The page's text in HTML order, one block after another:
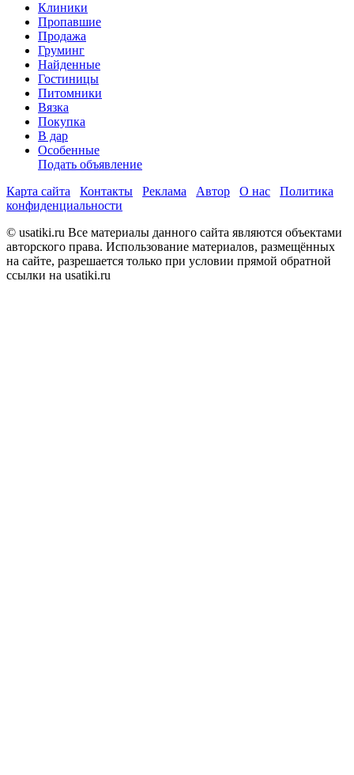
Клиники
Пропавшие
Продажа
Груминг
Найденные
Гостиницы
Питомники
Вязка
Покупка
В дар
Особенные
Подать объявление
Карта сайта
Контакты Реклама Автор О нас
Политика
конфиденциальности
© usatiki.ru Все материалы данного сайта являются объектами
авторского права. Использование материалов, размещённых
на сайте, разрешается только при условии прямой обратной
ссылки на usatiki.ru